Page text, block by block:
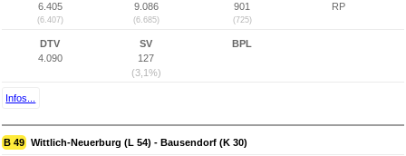
6.405
(6.407)
9.086
(6.685)
901
(725)
RP
DTV
4.090
SV
127
(3,1%)
BPL
Infos...
B 49 Wittlich-Neuerburg (L 54) - Bausendorf (K 30)